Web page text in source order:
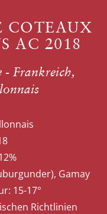
COTEAUX
AC 2018
- Frankreich,
Gamay
15-17°
Richtlinien